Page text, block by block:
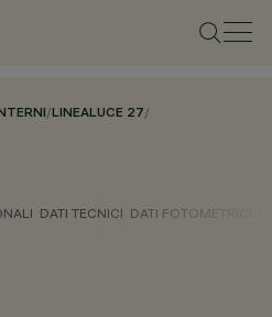
/LINEALUCE 27/
DATI TECNICI DATI FOTOMETRICI